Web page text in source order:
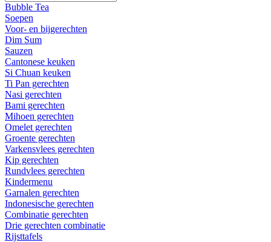
Bubble Tea
Soepen
Voor- en bijgerechten
Dim Sum
Sauzen
Cantonese keuken
Si Chuan keuken
Ti Pan gerechten
Nasi gerechten
Bami gerechten
Mihoen gerechten
Omelet gerechten
Groente gerechten
Varkensvlees gerechten
Kip gerechten
Rundvlees gerechten
Kindermenu
Garnalen gerechten
Indonesische gerechten
Combinatie gerechten
Drie gerechten combinatie
Rijsttafels